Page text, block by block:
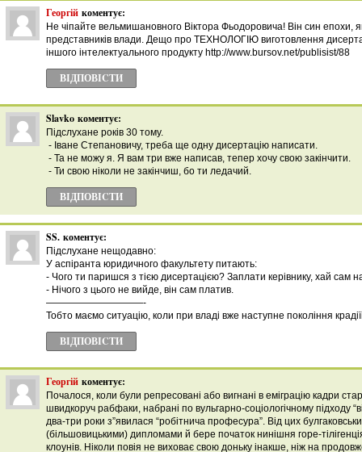
Георгій коментує:
Не чіпайте вельмишановного Віктора Фьодоровича! Він син епохи,
представників влади. Дещо про ТЕХНОЛОГІЮ виготовлення
іншого інтелектуального продукту http://www.bursov.net/publisist/88
ВІДПОВІCТИ
Slavko коментує:
Підслухане років 30 тому.
- Іване Степановичу, треба ще одну дисертацію написати.
- Та не можу я. Я вам три вже написав, тепер хочу свою закінчити.
- Ти свою ніколи не закінчиш, бо ти ледачий.
ВІДПОВІCТИ
SS. коментує:
Підслухане нещодавно:
У аспіранта юридичного факультету питають:
- Чого ти паришся з тією дисертацією? Заплати керівнику, хай сам
- Нічого з цього не вийде, він сам платив.
——————————-
Тобто маємо ситуацію, коли при владі вже наступне покоління
ВІДПОВІCТИ
Георгій коментує:
Почалося, коли були репресовані або вигнані в еміграцію кадри
швидкоруч рабфаки, набрані по вульгарно-соціологічному підходу
два-три роки з”явилася “робітнича професура”. Від цих
(більшовицькими) дипломами й бере початок нинішня горе-
клоунів. Ніколи повія не виховає свою доньку інакше, ніж на